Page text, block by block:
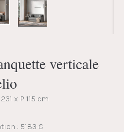
verticale
x P 115 cm
: 5183 €